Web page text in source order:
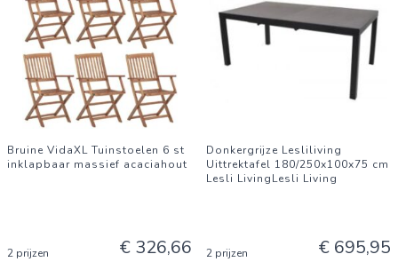
Bruine VidaXL Tuinstoelen 6 st
inklapbaar massief acaciahout
2 prijzen € 326,66
Donkergrijze Lesliliving
Uittrektafel 180/250x100x75 cm
Lesli LivingLesli Living
2 prijzen € 695,95